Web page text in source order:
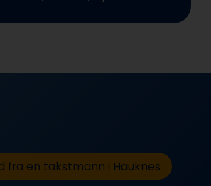
fra en takstmann i Hauknes